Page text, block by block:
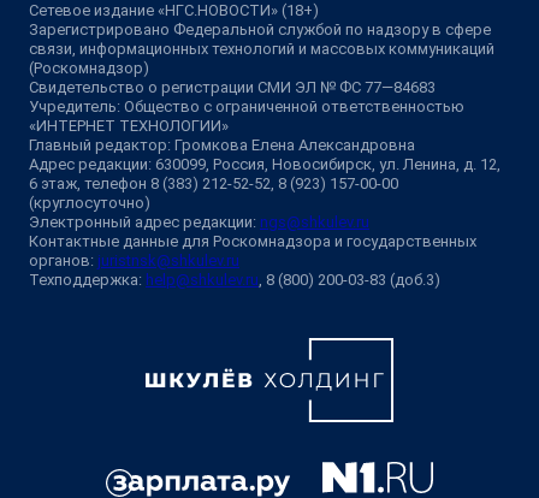
Сетевое издание «НГС.НОВОСТИ» (18+)
Зарегистрировано Федеральной службой по надзору в сфере
связи, информационных технологий и массовых коммуникаций
(Роскомнадзор)
Свидетельство о регистрации СМИ ЭЛ № ФС 77—84683
Учредитель: Общество с ограниченной ответственностью
«ИНТЕРНЕТ ТЕХНОЛОГИИ»
Главный редактор: Громкова Елена Александровна
Адрес редакции: 630099, Россия, Новосибирск, ул. Ленина, д. 12,
6 этаж, телефон 8 (383) 212-52-52, 8 (923) 157-00-00
(круглосуточно)
Электронный адрес редакции: ngs@shkulev.ru
Контактные данные для Роскомнадзора и государственных
органов: juristnsk@shkulev.ru
Техподдержка: help@shkulev.ru, 8 (800) 200-03-83 (доб.3)